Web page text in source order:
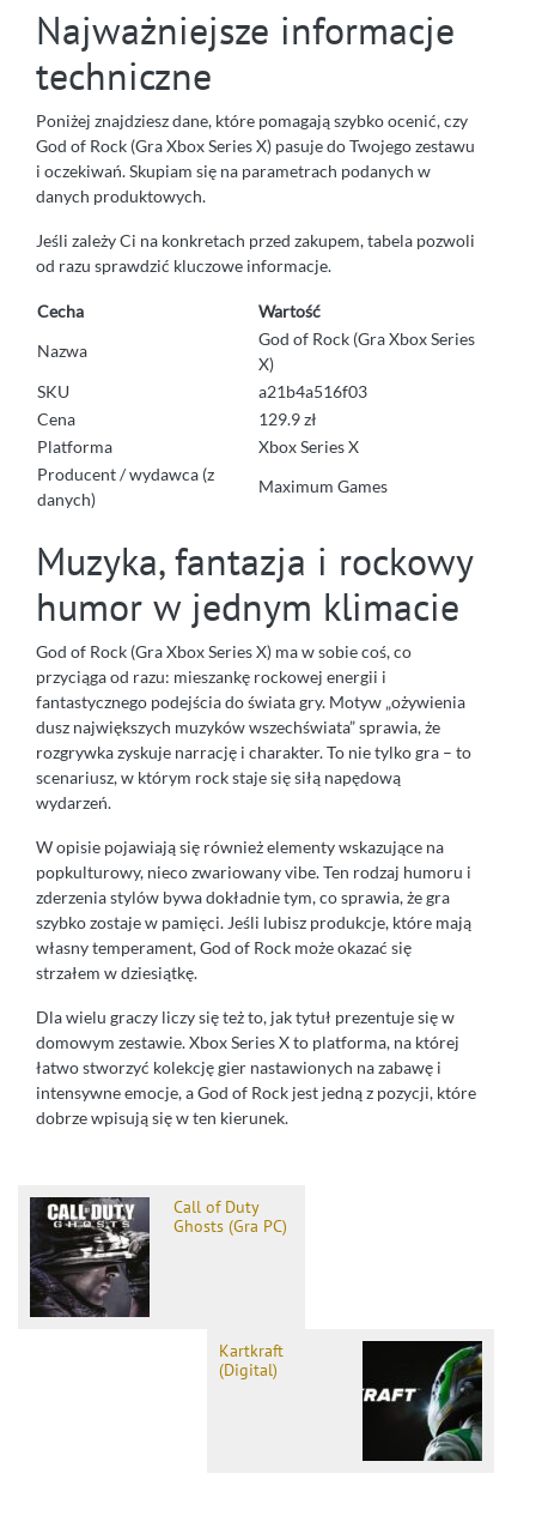
Najważniejsze informacje
techniczne
Poniżej znajdziesz dane, które pomagają szybko ocenić, czy
God of Rock (Gra Xbox Series X) pasuje do Twojego zestawu
i oczekiwań. Skupiam się na parametrach podanych w
danych produktowych.
Jeśli zależy Ci na konkretach przed zakupem, tabela pozwoli
od razu sprawdzić kluczowe informacje.
Cecha
Wartość
Nazwa
God of Rock (Gra Xbox Series
X)
SKU
a21b4a516f03
Cena
129.9 zł
Platforma
Xbox Series X
Producent / wydawca (z
danych)
Maximum Games
Muzyka, fantazja i rockowy
humor w jednym klimacie
God of Rock (Gra Xbox Series X) ma w sobie coś, co
przyciąga od razu: mieszankę rockowej energii i
fantastycznego podejścia do świata gry. Motyw „ożywienia
dusz największych muzyków wszechświata” sprawia, że
rozgrywka zyskuje narrację i charakter. To nie tylko gra – to
scenariusz, w którym rock staje się siłą napędową
wydarzeń.
W opisie pojawiają się również elementy wskazujące na
popkulturowy, nieco zwariowany vibe. Ten rodzaj humoru i
zderzenia stylów bywa dokładnie tym, co sprawia, że gra
szybko zostaje w pamięci. Jeśli lubisz produkcje, które mają
własny temperament, God of Rock może okazać się
strzałem w dziesiątkę.
Dla wielu graczy liczy się też to, jak tytuł prezentuje się w
domowym zestawie. Xbox Series X to platforma, na której
łatwo stworzyć kolekcję gier nastawionych na zabawę i
intensywne emocje, a God of Rock jest jedną z pozycji, które
dobrze wpisują się w ten kierunek.
Call of Duty
Ghosts (Gra PC)
Kartkraft
(Digital)